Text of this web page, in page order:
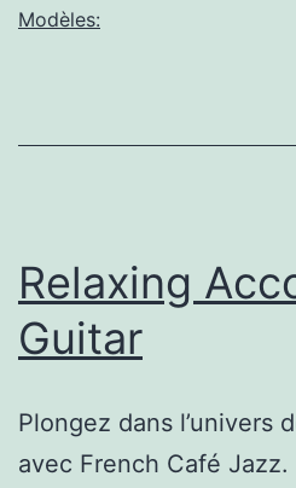
Modèles:
Relaxing
Guitar
Plongez dans l’univers
avec French Café